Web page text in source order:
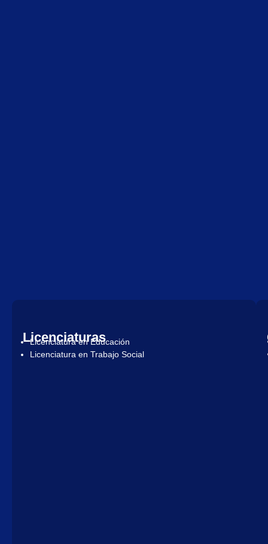
Licenciaturas
Licenciatura en Educación
Licenciatura en Trabajo Social